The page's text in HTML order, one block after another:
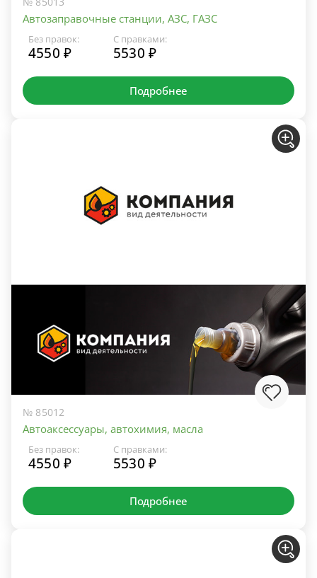
Автозаправочные станции, АЗС, ГАЗС
Без правок:
4550 ₽
С правками:
5530 ₽
Подробнее
№ 85012
Автоаксессуары, автохимия, масла
Без правок:
4550 ₽
С правками:
5530 ₽
Подробнее